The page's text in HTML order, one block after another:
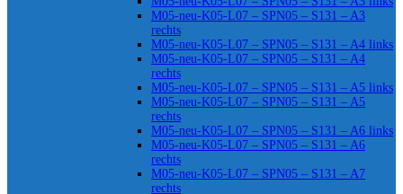
M05-neu-K05-L07 – SPN05 – S131 – A3
rechts
M05-neu-K05-L07 – SPN05 – S131 – A4 links
M05-neu-K05-L07 – SPN05 – S131 – A4
rechts
M05-neu-K05-L07 – SPN05 – S131 – A5 links
M05-neu-K05-L07 – SPN05 – S131 – A5
rechts
M05-neu-K05-L07 – SPN05 – S131 – A6 links
M05-neu-K05-L07 – SPN05 – S131 – A6
rechts
M05-neu-K05-L07 – SPN05 – S131 – A7
rechts